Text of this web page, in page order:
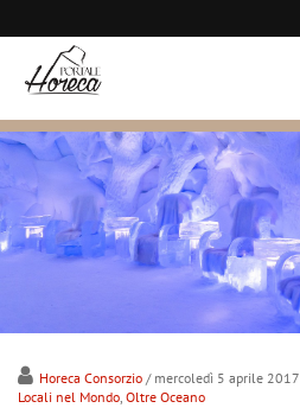
Horeca Consorzio / mercoledì 5 aprile 2017
Locali nel Mondo, Oltre Oceano